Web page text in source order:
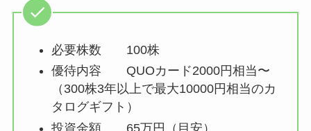
必要株数 100株
優待内容 QUOカード2000円相当〜
（300株3年以上で最大10000円相当のカ
タログギフト）
投資金額 65万円（目安）